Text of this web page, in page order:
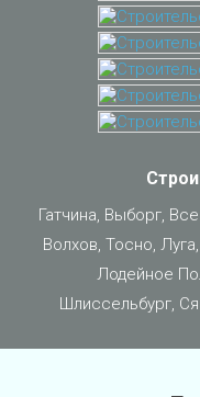
Гатчина, Выборг,
Волхов, Тосно,
Лодейное
Шлиссельбург,